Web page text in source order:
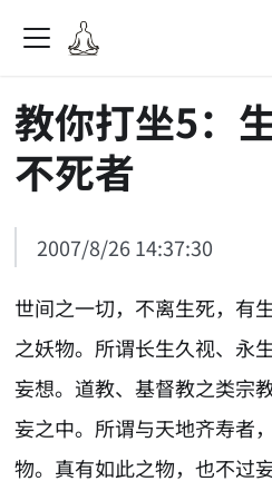
教你打坐5：
不死者
2007/8/26 14:37:30
世间之一切，不离生死，有
之妖物。所谓长生久视、永
妄想。道教、基督教之类宗
妄之中。所谓与天地齐寿者
物。真有如此之物，也不过